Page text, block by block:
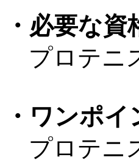
・必要な資
プロテニ
・ワンポ
プロテニ